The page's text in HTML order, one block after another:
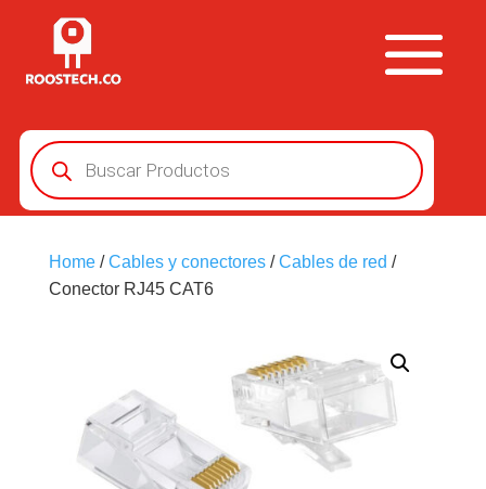
Búsqueda
de
productos
Home/Cables y conectores/Cables de red /
Conector RJ45 CAT6